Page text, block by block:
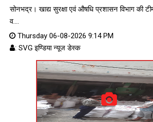
सोनभद्र। खाद्य सुरक्षा एवं औषधि प्रशासन विभाग की
व....
Thursday 06-08-2026 9:14 PM
: SVG इण्डिया न्यूज डेस्क